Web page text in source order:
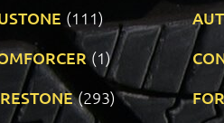
(111)
(1)
(293)